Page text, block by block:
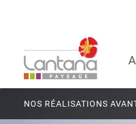
NOS RÉALISATIONS